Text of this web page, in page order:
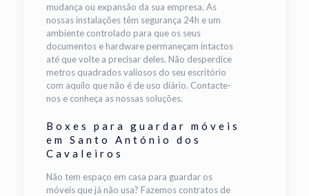
mudança ou expansão da sua empresa. As
nossas instalações têm segurança 24h e um
ambiente controlado para que os seus
documentos e hardware permaneçam intactos
até que volte a precisar deles. Não desperdice
metros quadrados valiosos do seu escritório
com aquilo que não é de uso diário. Contacte-
nos e conheça as nossas soluções.
Boxes para guardar móveis
em Santo António dos
Cavaleiros
Não tem espaço em casa para guardar os
móveis que já não usa? Fazemos contratos de